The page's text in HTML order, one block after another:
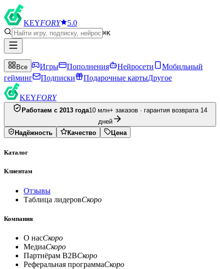
KEYFORY 5.0
⌘K
Все Игры Пополнения Нейросети
Мобильный
гейминг
Подписки Подарочные картыДругое
KEYFORY
Работаем с 2013 года10 млн+ заказов · гарантия возврата 14
дней
Надёжность
Качество Цена
Каталог
Клиентам
Отзывы
Таблица лидеровСкоро
Компания
О насСкоро
МедиаСкоро
Партнёрам B2BСкоро
Реферальная программаСкоро